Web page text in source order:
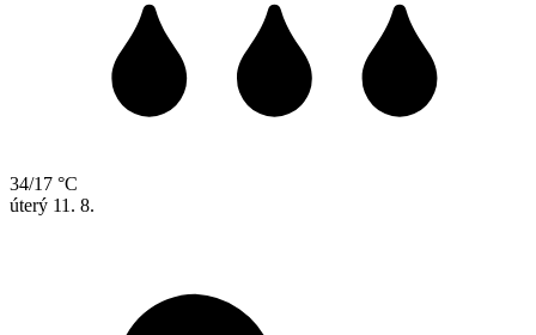
34/17 °C
úterý 11. 8.